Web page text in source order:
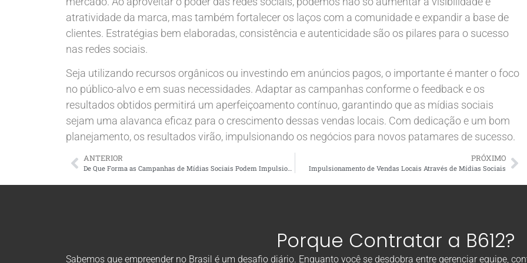
atratividade da marca, mas também fortalecer os laços com a comunidade e expandir a base de
clientes. Estratégias bem elaboradas, consistência e autenticidade são os pilares para o sucesso
nas redes sociais.
Seja utilizando recursos orgânicos ou investindo em anúncios pagos, o importante é manter o foco
no público-alvo e em suas necessidades. Adaptar as campanhas conforme o feedback e os
resultados obtidos permitirá um aperfeiçoamento contínuo, garantindo que as mídias sociais
sejam uma alavanca eficaz para o crescimento dessas vendas locais. Com dedicação e um bom
planejamento, os resultados virão, impulsionando os negócios para novos patamares de sucesso.
ANTERIOR
De Que Forma as Campanhas de Mídias Sociais Podem Impulsionar as Vendas Locais?
PRÓXIMO
Impulsionamento de Vendas Locais Através de Mídias Sociais
Porque Contratar a B612?
Sabemos que empreender no Brasil é um desafio diário. Enquanto você se desdobra entre gerenciar equipe,